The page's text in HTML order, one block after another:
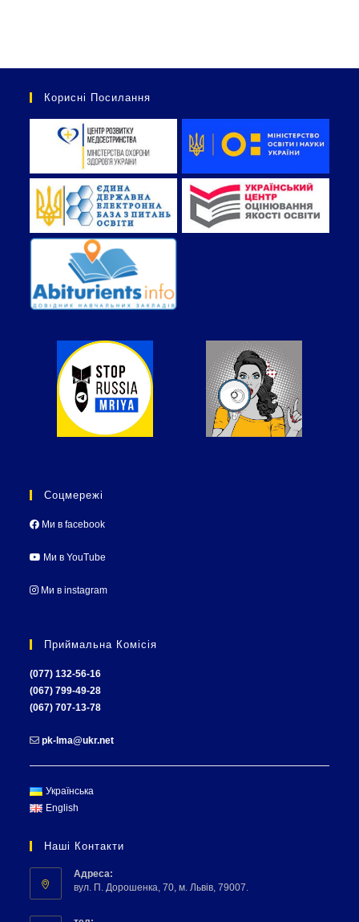
Корисні Посилання
Соцмережі
Ми в facebook
Ми в YouTube
Ми в instagram
Приймальна Комісія
(077) 132-56-16
(067) 799-49-28
(067) 707-13-78
pk-lma@ukr.net
Українська
English
Наші Контакти
Адреса:
вул. П. Дорошенка, 70, м. Львів, 79007.